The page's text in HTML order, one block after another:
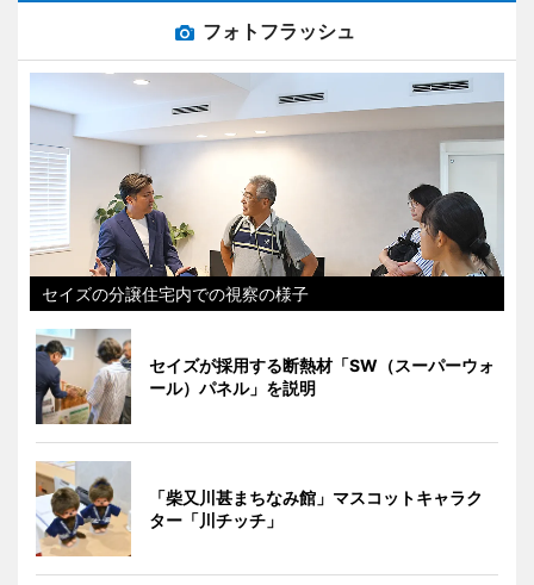
フォトフラッシュ
セイズの分譲住宅内での視察の様子
セイズが採用する断熱材「SW（スーパーウォ
ール）パネル」を説明
「柴又川甚まちなみ館」マスコットキャラク
ター「川チッチ」